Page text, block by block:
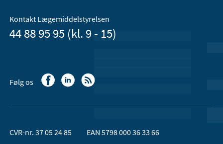
Kontakt Lægemiddelstyrelsen
44 88 95 95 (kl. 9 - 15)
Følg os
CVR-nr. 37 05 24 85 EAN 5798 000 36 33 66